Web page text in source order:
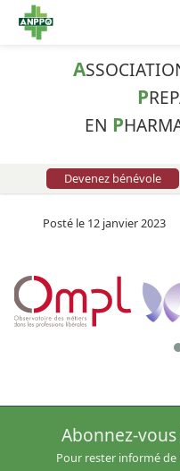
A
P
EN P
Devenez bénévole
Posté le 12 janvier 2023
Abonnez-
Pour rester informé